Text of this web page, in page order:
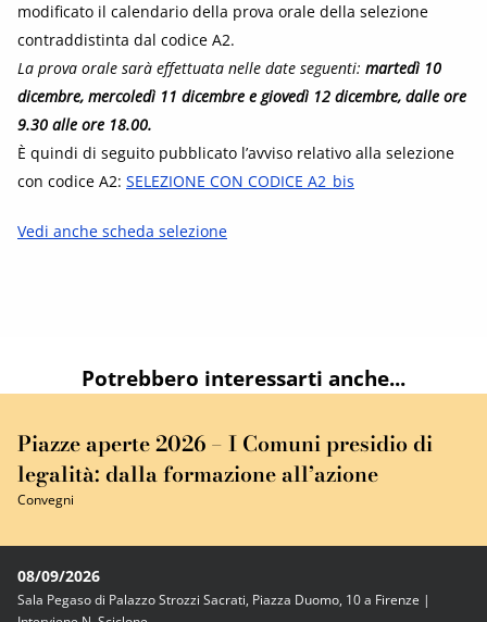
modificato il calendario della prova orale della selezione
contraddistinta dal codice A2.
La prova orale sarà effettuata nelle date seguenti: martedì 10
dicembre, mercoledì 11 dicembre e giovedì 12 dicembre, dalle ore
9.30 alle ore 18.00.
È quindi di seguito pubblicato l’avviso relativo alla selezione
con codice A2: SELEZIONE CON CODICE A2_bis
Vedi anche scheda selezione
Potrebbero interessarti anche...
Piazze aperte 2026 – I Comuni presidio di
legalità: dalla formazione all’azione
Convegni
08/09/2026
Sala Pegaso di Palazzo Strozzi Sacrati, Piazza Duomo, 10 a Firenze |